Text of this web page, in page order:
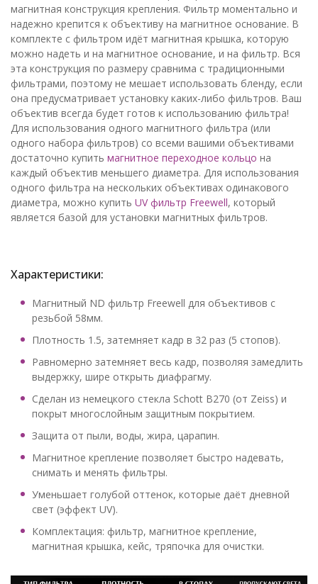
магнитная конструкция крепления. Фильтр моментально и
надежно крепится к объективу на магнитное основание. В
комплекте с фильтром идёт магнитная крышка, которую
можно надеть и на магнитное основание, и на фильтр. Вся
эта конструкция по размеру сравнима с традиционными
фильтрами, поэтому не мешает использовать бленду, если
она предусматривает установку каких-либо фильтров. Ваш
объектив всегда будет готов к использованию фильтра!
Для использования одного магнитного фильтра (или
одного набора фильтров) со всеми вашими объективами
достаточно купить магнитное переходное кольцо на
каждый объектив меньшего диаметра. Для использования
одного фильтра на нескольких объективах одинакового
диаметра, можно купить UV фильтр Freewell, который
является базой для установки магнитных фильтров.
Характеристики:
Магнитный ND фильтр Freewell для объективов с
резьбой 58мм.
Плотность 1.5, затемняет кадр в 32 раз (5 стопов).
Равномерно затемняет весь кадр, позволяя замедлить
выдержку, шире открыть диафрагму.
Сделан из немецкого стекла Schott B270 (от Zeiss) и
покрыт многослойным защитным покрытием.
Защита от пыли, воды, жира, царапин.
Магнитное крепление позволяет быстро надевать,
снимать и менять фильтры.
Уменьшает голубой оттенок, которые даёт дневной
свет (эффект UV).
Комплектация: фильтр, магнитное крепление,
магнитная крышка, кейс, тряпочка для очистки.